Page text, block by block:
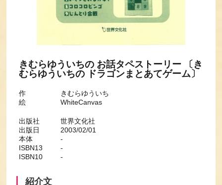
きむらゆういちの お話タペストーリー 〔き
むらゆういちの ドラゴンまとあてゲーム〕
作 きむらゆういち
絵 WhiteCanvas
出版社 世界文化社
出版日 2003/02/01
本体 -
ISBN13 -
ISBN10 -
紹介文